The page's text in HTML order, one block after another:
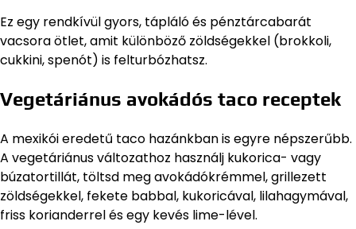
Ez egy rendkívül gyors, tápláló és pénztárcabarát
vacsora ötlet, amit különböző zöldségekkel (brokkoli,
cukkini, spenót) is felturbózhatsz.
Vegetáriánus avokádós taco receptek
A mexikói eredetű taco hazánkban is egyre népszerűbb.
A vegetáriánus változathoz használj kukorica- vagy
búzatortillát, töltsd meg avokádókrémmel, grillezett
zöldségekkel, fekete babbal, kukoricával, lilahagymával,
friss korianderrel és egy kevés lime-lével.